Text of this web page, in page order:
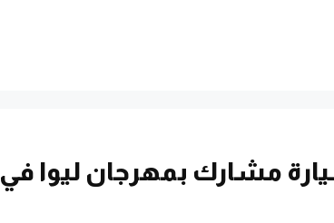
مشارك بمهرجان ليوا في